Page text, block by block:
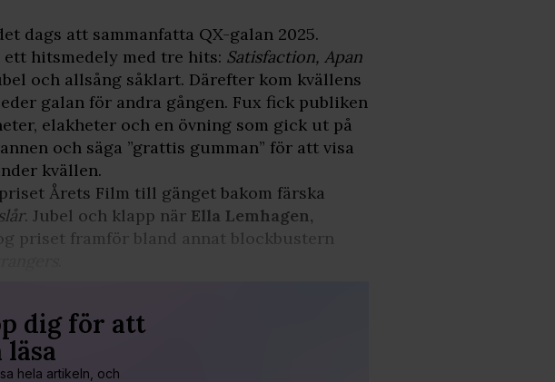
dags att sammanfatta QX-galan 2025.
ett hitsmedely med tre hits: Satisfaction, Apan
och allsång såklart. Därefter kom kvällens
galan för andra gången. Fux fick publiken
elakheter och en övning som gick ut på
och säga ”grattis gumman” för att visa
kvällen.
Årets Film till gänget bakom färska
. Jubel och klapp när Ella Lemhagen,
priset framför bland annat blockbustern
dig för att
hela artikeln, och